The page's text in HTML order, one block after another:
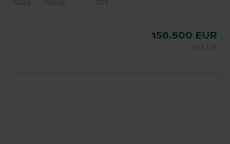
2024 190 cp 705
156.500 EUR
Fără TVA